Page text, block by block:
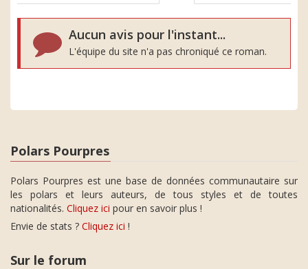
Aucun avis pour l'instant...
L'équipe du site n'a pas chroniqué ce roman.
Polars Pourpres
Polars Pourpres est une base de données communautaire sur
les polars et leurs auteurs, de tous styles et de toutes
nationalités. Cliquez ici pour en savoir plus !
Envie de stats ? Cliquez ici !
Sur le forum